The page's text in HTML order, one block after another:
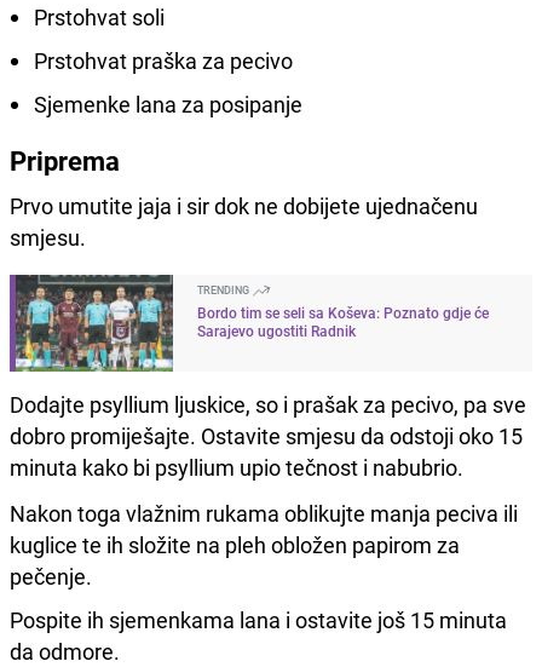
Prstohvat soli
Prstohvat praška za pecivo
Sjemenke lana za posipanje
Priprema
Prvo umutite jaja i sir dok ne dobijete ujednačenu
smjesu.
TRENDING
Bordo tim se seli sa Koševa: Poznato gdje će
Sarajevo ugostiti Radnik
Dodajte psyllium ljuskice, so i prašak za pecivo, pa sve
dobro promiješajte. Ostavite smjesu da odstoji oko 15
minuta kako bi psyllium upio tečnost i nabubrio.
Nakon toga vlažnim rukama oblikujte manja peciva ili
kuglice te ih složite na pleh obložen papirom za
pečenje.
Pospite ih sjemenkama lana i ostavite još 15 minuta
da odmore.